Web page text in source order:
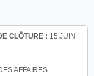
CLÔTURE : 15 JUIN
AFFAIRES